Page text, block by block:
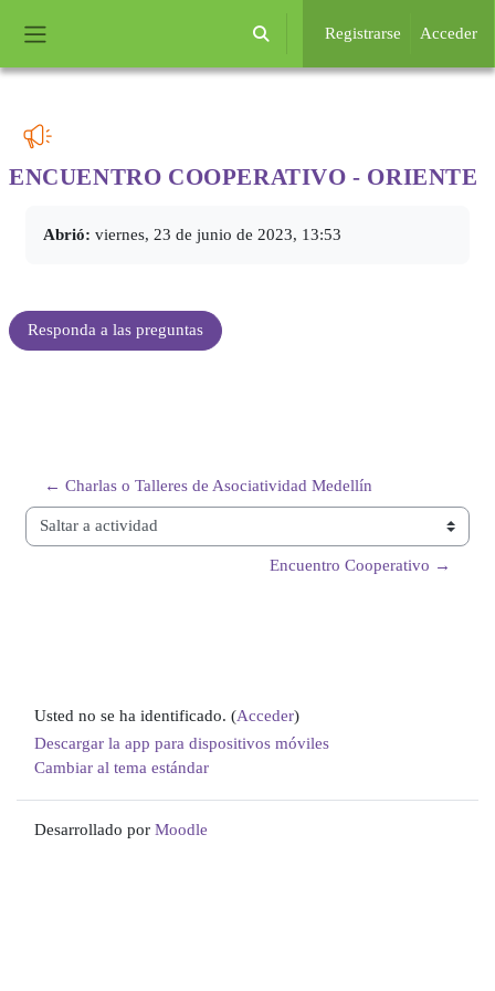
Selector de búsqueda de entrada
Registrarse Acceder
ENCUENTRO COOPERATIVO - ORIENTE
Abrió: viernes, 23 de junio de 2023, 13:53
Responda a las preguntas
← Charlas o Talleres de Asociatividad Medellín
Saltar a actividad
Encuentro Cooperativo →
Usted no se ha identificado. (Acceder)
Descargar la app para dispositivos móviles
Cambiar al tema estándar
Desarrollado por Moodle